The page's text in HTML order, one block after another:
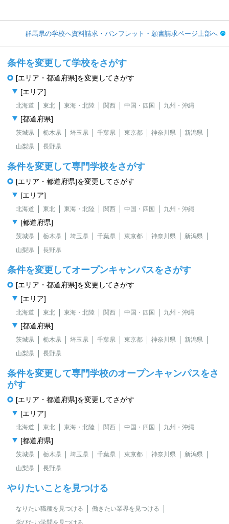
群馬県の学校へ資料請求・パンフレット・願書請求ページ上部へ
条件を変更して学校をさがす
[エリア・都道府県]を変更してさがす
[エリア]
北海道 東北 東海・北陸 関西 中国・四国 九州・沖縄
[都道府県]
茨城県 栃木県 埼玉県 千葉県 東京都 神奈川県
新潟県
山梨県
長野県
条件を変更して専門学校をさがす
[エリア・都道府県]を変更してさがす
[エリア]
北海道 東北 東海・北陸 関西 中国・四国 九州・沖縄
[都道府県]
茨城県 栃木県 埼玉県 千葉県 東京都 神奈川県
新潟県
山梨県
長野県
条件を変更してオープンキャンパスをさがす
[エリア・都道府県]を変更してさがす
[エリア]
北海道 東北 東海・北陸 関西 中国・四国 九州・沖縄
[都道府県]
茨城県 栃木県 埼玉県 千葉県 東京都 神奈川県
新潟県
山梨県
長野県
条件を変更して専門学校のオープンキャンパスをさ
がす
[エリア・都道府県]を変更してさがす
[エリア]
北海道 東北 東海・北陸 関西 中国・四国 九州・沖縄
[都道府県]
茨城県 栃木県 埼玉県 千葉県 東京都 神奈川県
新潟県
山梨県
長野県
やりたいことを見つける
なりたい職種を見つける
働きたい業界を見つける